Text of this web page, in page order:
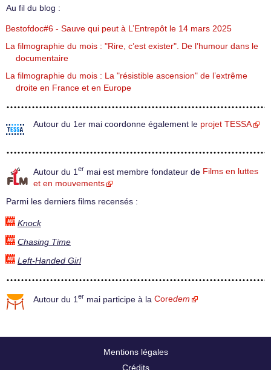
Au fil du blog :
Bestofdoc#6 - Sauve qui peut à L’Entrepôt le 14 mars 2025
La filmographie du mois : "Rire, c’est exister". De l’humour dans le
documentaire
La filmographie du mois : La "résistible ascension" de l’extrême
droite en France et en Europe
Autour du 1er mai coordonne également le projet TESSA
Autour du 1 er mai est membre fondateur de Films en luttes
et en mouvements
Parmi les derniers films recensés :
Knock
Chasing Time
Left-Handed Girl
Autour du 1 er mai participe à la Coredem
Mentions légales
Crédits